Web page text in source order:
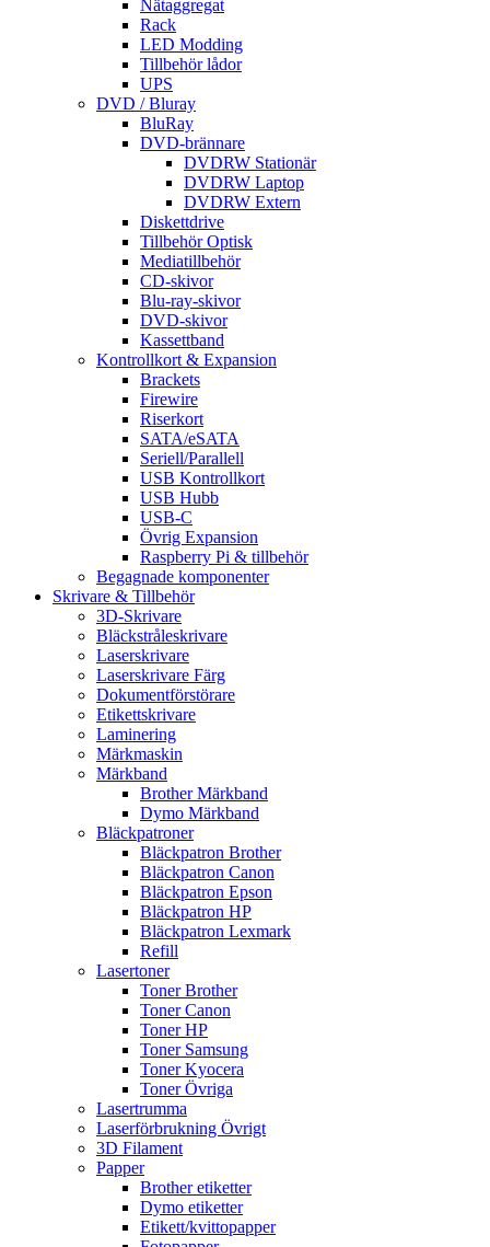
Nätaggregat
Rack
LED Modding
Tillbehör lådor
UPS
DVD / Bluray
BluRay
DVD-brännare
DVDRW Stationär
DVDRW Laptop
DVDRW Extern
Diskettdrive
Tillbehör Optisk
Mediatillbehör
CD-skivor
Blu-ray-skivor
DVD-skivor
Kassettband
Kontrollkort & Expansion
Brackets
Firewire
Riserkort
SATA/eSATA
Seriell/Parallell
USB Kontrollkort
USB Hubb
USB-C
Övrig Expansion
Raspberry Pi & tillbehör
Begagnade komponenter
Skrivare & Tillbehör
3D-Skrivare
Bläckstråleskrivare
Laserskrivare
Laserskrivare Färg
Dokumentförstörare
Etikettskrivare
Laminering
Märkmaskin
Märkband
Brother Märkband
Dymo Märkband
Bläckpatroner
Bläckpatron Brother
Bläckpatron Canon
Bläckpatron Epson
Bläckpatron HP
Bläckpatron Lexmark
Refill
Lasertoner
Toner Brother
Toner Canon
Toner HP
Toner Samsung
Toner Kyocera
Toner Övriga
Lasertrumma
Laserförbrukning Övrigt
3D Filament
Papper
Brother etiketter
Dymo etiketter
Etikett/kvittopapper